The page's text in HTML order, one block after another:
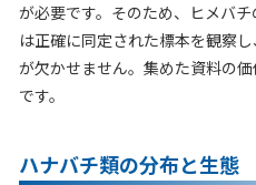
が必要です。そのため、ヒメバ
は正確に同定された標本を観察
が欠かせません。集めた資料の
です。
ハナバチ類の分布と生態